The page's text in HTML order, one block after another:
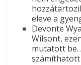
eleve a
Devonte
Wilsont,
mutatott be.
számíthatott